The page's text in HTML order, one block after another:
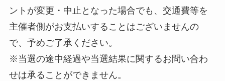
ントが変更・中止となった場合でも、交通費等を
主催者側がお支払いすることはございませんの
で、予めご了承ください。
※当選の途中経過や当選結果に関するお問い合わ
せは承ることができません。